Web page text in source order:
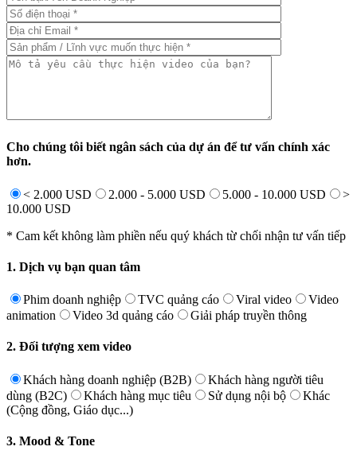
Cho chúng tôi biết ngân sách của dự án để tư vấn chính xác
hơn.
< 2.000 USD 2.000 - 5.000 USD 5.000 - 10.000 USD
>
10.000 USD
* Cam kết không làm phiền nếu quý khách từ chối nhận tư vấn tiếp
1. Dịch vụ bạn quan tâm
Phim doanh nghiệp TVC quảng cáo Viral video
Video
animation
Video 3d quảng cáo Giải pháp truyền thông
2. Đối tượng xem video
Khách hàng doanh nghiệp (B2B)
Khách hàng người tiêu
dùng (B2C)
Khách hàng mục tiêu Sử dụng nội bộ
Khác
(Cộng đồng, Giáo dục...)
3. Mood & Tone